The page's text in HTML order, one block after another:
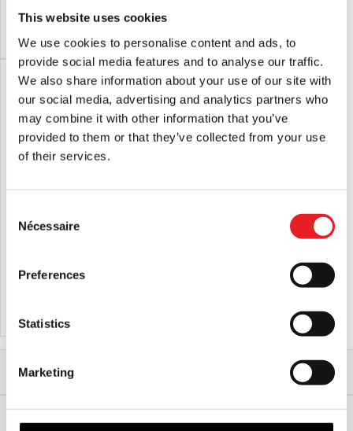
This website uses cookies
We use cookies to personalise content and ads, to
provide social media features and to analyse our traffic.
We also share information about your use of our site with
our social media, advertising and analytics partners who
may combine it with other information that you’ve
provided to them or that they’ve collected from your use
of their services.
Selection
Nécessaire
Preferences
Statistics
Marketing
44.95
Chucky - Pantalon rayé Wanna Play
VOIR LE PRODUIT
Accueil
Vêtements et articles d'horreur
Pantalon confort Halloween II (Spirit Halloween)